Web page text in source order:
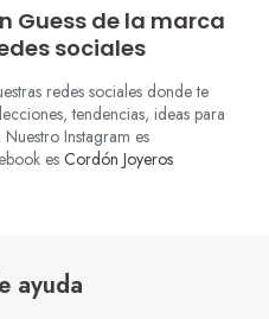
Guess de la marca
sociales
redes sociales donde te
tendencias, ideas para
Instagram es
es Cordón Joyeros
ayuda